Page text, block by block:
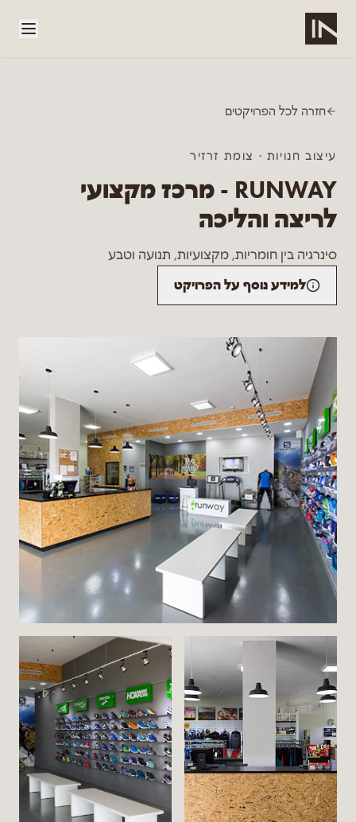
חזרה לכל הפרויקטים
עיצוב חנויות · צומת זרזיר
RUNWAY - מרכז מקצועי
לריצה והליכה
סינרגיה בין חומריות, מקצועיות, תנועה וטבע
למידע נוסף על הפרויקט